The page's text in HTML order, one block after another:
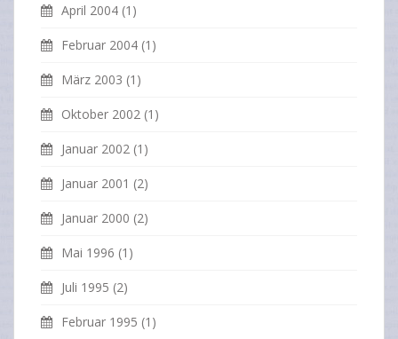
April 2004 (1)
Februar 2004 (1)
März 2003 (1)
Oktober 2002 (1)
Januar 2002 (1)
Januar 2001 (2)
Januar 2000 (2)
Mai 1996 (1)
Juli 1995 (2)
Februar 1995 (1)